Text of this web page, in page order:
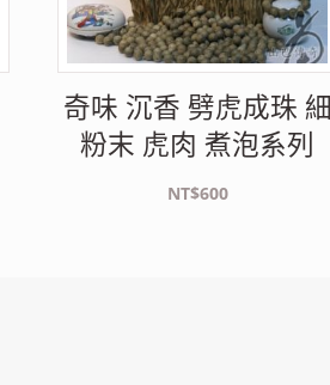
奇味 沉香 劈虎成珠 細
粉末 虎肉 煮泡系列
NT$600